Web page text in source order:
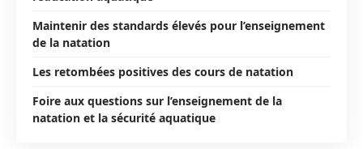
Maintenir des standards élevés pour l’enseignement
de la natation
Les retombées positives des cours de natation
Foire aux questions sur l’enseignement de la
natation et la sécurité aquatique